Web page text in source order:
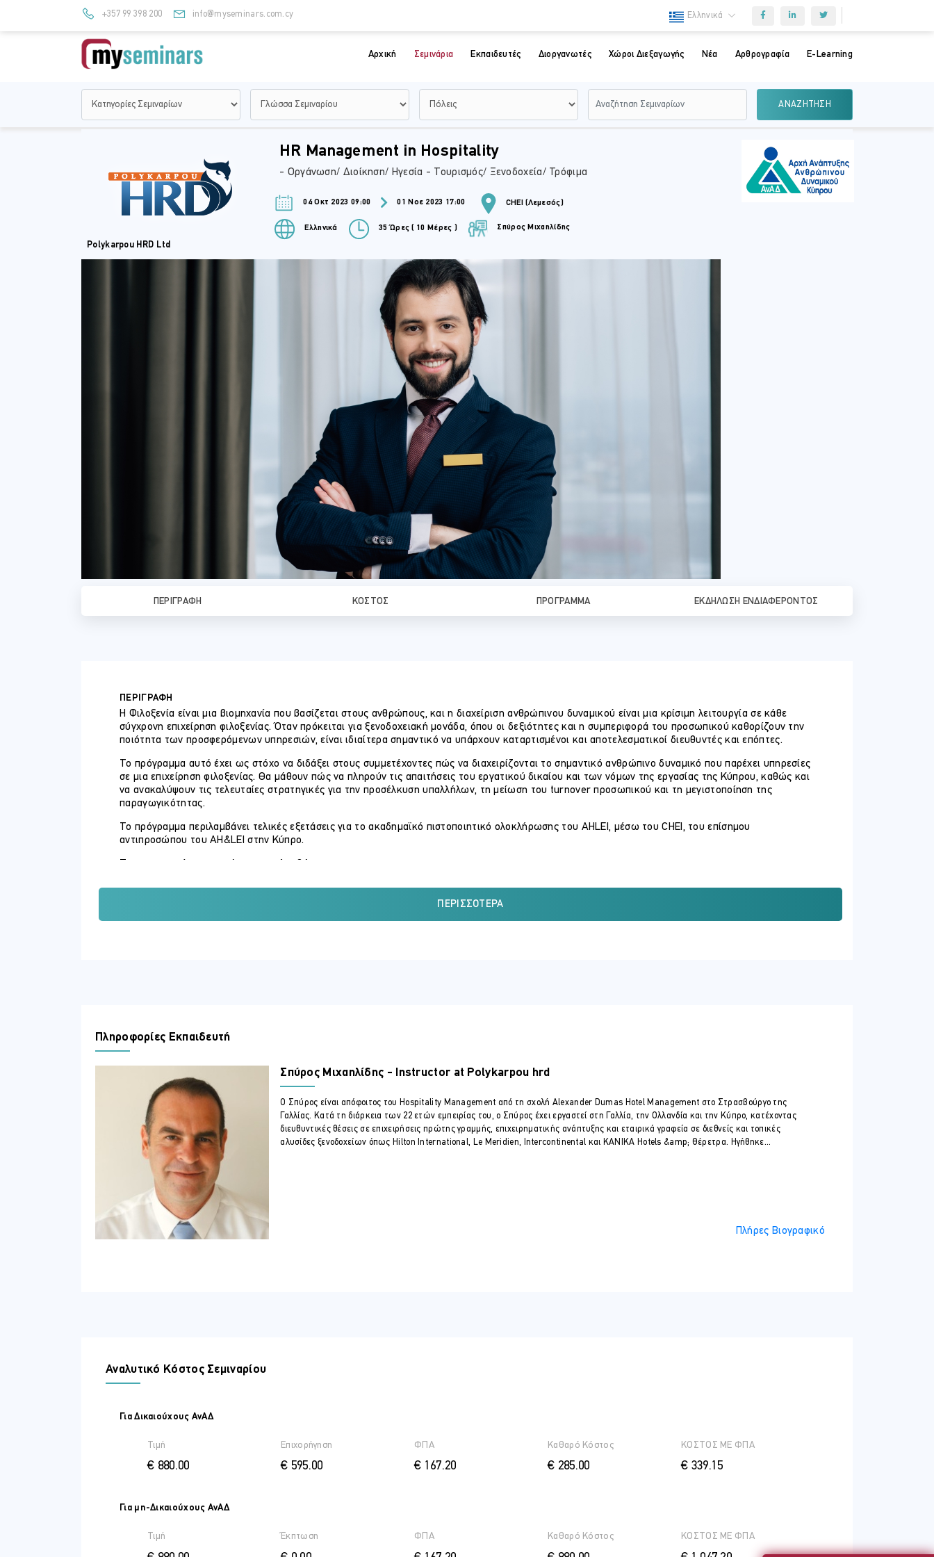
+357 99 398 200 info@myseminars.com.cy Ελληνικά
Αρχική Σεμινάρια Εκπαιδευτές Διοργανωτές Χώροι Διεξαγωγής Νέα Αρθρογραφία E-Learning
ΑΝΑΖΗΤΗΣΗ
Polykarpou HRD Ltd
HR Management in Hospitality
- Οργάνωση/ Διοίκηση/ Ηγεσία - Τουρισμός/ Ξενοδοχεία/ Τρόφιμα
04 Οκτ 2023 09:00 01 Νοε 2023 17:00 CHEI (Λεμεσός)
Ελληνικά 35 Ώρες ( 10 Μέρες ) Σπύρος Μιχαηλίδης
ΠΕΡΙΓΡΑΦΉ ΚΌΣΤΟΣ ΠΡΌΓΡΑΜΜΑ ΕΚΔΉΛΩΣΗ ΕΝΔΙΑΦΈΡΟΝΤΟΣ
ΠΕΡΙΓΡΑΦΗ
Η Φιλοξενία είναι μια βιομηχανία που βασίζεται στους ανθρώπους, και η διαχείριση ανθρώπινου δυναμικού είναι μια κρίσιμη λειτουργία σε κάθε
σύγχρονη επιχείρηση φιλοξενίας. Όταν πρόκειται για ξενοδοχειακή μονάδα, όπου οι δεξιότητες και η συμπεριφορά του προσωπικού καθορίζουν την
ποιότητα των προσφερόμενων υπηρεσιών, είναι ιδιαίτερα σημαντικό να υπάρχουν καταρτισμένοι και αποτελεσματικοί διευθυντές και επόπτες.
Το πρόγραμμα αυτό έχει ως στόχο να διδάξει στους συμμετέχοντες πώς να διαχειρίζονται το σημαντικό ανθρώπινο δυναμικό που παρέχει υπηρεσίες
σε μια επιχείρηση φιλοξενίας. Θα μάθουν πώς να πληρούν τις απαιτήσεις του εργατικού δικαίου και των νόμων της εργασίας της Κύπρου, καθώς και
να ανακαλύψουν τις τελευταίες στρατηγικές για την προσέλκυση υπαλλήλων, τη μείωση του turnover προσωπικού και τη μεγιστοποίηση της
παραγωγικότητας.
Το πρόγραμμα περιλαμβάνει τελικές εξετάσεις για το ακαδημαϊκό πιστοποιητικό ολοκλήρωσης του AHLEI, μέσω του CHEI, του επίσημου
αντιπροσώπου του AH&LEI στην Κύπρο.
Την επίδραση της έλλειψης προσωπικού στην Τουριστική Οικονομία.
Αποτελεσματικές πρακτικές διατήρησης και ελαχιστοποίησης του turnover.
Τον προγραμματισμό στελέχωσης και επιλογής υποψηφίων.
ΠΕΡΙΣΣΟΤΕΡΕΣ ΠΛΗΡΟΦΟΡΙΕΣ
Topics
Employment Laws, Planning, and Staffing
Job Analysis and Job Design
Planning and Recruiting
Selection
Human Resources Development
Training and Development
Evaluating Employee Performance
Compensation and Labor Issues
Incentive and Benefits Administration
Labor Unions in Cyprus
Ευγένιος Σάββα
και κάτοχος μεταπτυχιακού τίτλου στην Διοίκηση Ανθρώπινου Δυναμικού.
στη θέση του Γενικού Διευθυντή σε κορυφαία πολυτελή ξενοδοχεία. Το πάθος και η αγάπη του για το
ανθρώπινο δυναμικό τον οδήγησαν για 8 χρόνια να αναλάβει ρόλους ηγεσίας ανθρώπινου δυναμικού
σε δύο ξενοδοχειακές αλυσίδες.
την Ελλάδα και τη Μάλτα και είναι πιστοποιημένος εκπαιδευτής και σύμβουλος στη βιομηχανία
ΠΕΡΙΣΣΌΤΕΡΑ
Πληροφορίες Εκπαιδευτή
Σπύρος Μιχαηλίδης - Instructor at Polykarpou hrd
Ο Σπύρος είναι απόφοιτος του Hospitality Management από τη σχολή Alexander Dumas Hotel Management στο Στρασβούργο της
Γαλλίας. Κατά τη διάρκεια των 22 ετών εμπειρίας του, ο Σπύρος έχει εργαστεί στη Γαλλία, την Ολλανδία και την Κύπρο, κατέχοντας
διευθυντικές θέσεις σε επιχειρήσεις πρώτης γραμμής, επιχειρηματικής ανάπτυξης και εταιρικά γραφεία σε διεθνείς και τοπικές
αλυσίδες ξενοδοχείων όπως Hilton International, Le Meridien, Intercontinental και KANIKA Hotels &amp; Θέρετρα. Ηγήθηκε...
Πλήρες Βιογραφικό
Αναλυτικό Κόστος Σεμιναρίου
Για Δικαιούχους ΑνΑΔ
Τιμή
€ 880.00
Επιχορήγηση
€ 595.00
ΦΠΑ
€ 167.20
Καθαρό Κόστος
€ 285.00
ΚΟΣΤΟΣ ME ΦΠΑ
€ 339.15
Για μη-Δικαιούχους ΑνΑΔ
Τιμή Έκπτωση ΦΠΑ Καθαρό Κόστος ΚΟΣΤΟΣ ME ΦΠΑ